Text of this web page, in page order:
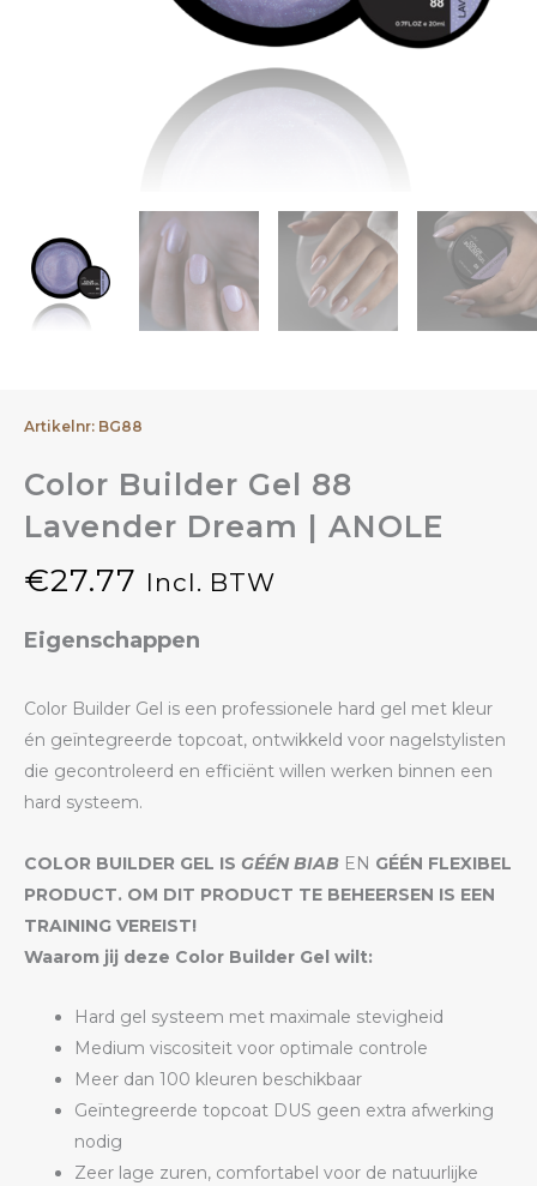
Artikelnr: BG88
Color Builder Gel 88
Lavender Dream | ANOLE
€27.77 Incl. BTW
Eigenschappen
Color Builder Gel is een professionele hard gel met kleur
én geïntegreerde topcoat, ontwikkeld voor nagelstylisten
die gecontroleerd en efficiënt willen werken binnen een
hard systeem.
COLOR BUILDER GEL IS GÉÉN BIAB EN GÉÉN FLEXIBEL
PRODUCT. OM DIT PRODUCT TE BEHEERSEN IS EEN
TRAINING VEREIST!
Waarom jij deze Color Builder Gel wilt:
Hard gel systeem met maximale stevigheid
Medium viscositeit voor optimale controle
Meer dan 100 kleuren beschikbaar
Geïntegreerde topcoat DUS geen extra afwerking
nodig
Zeer lage zuren, comfortabel voor de natuurlijke